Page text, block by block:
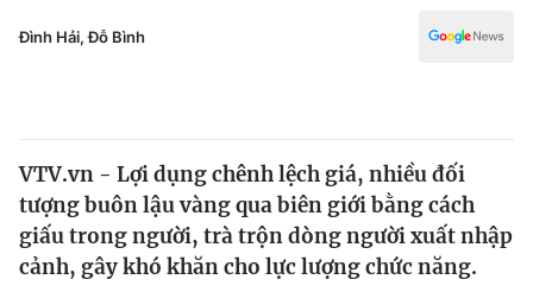
Xã hội
Y tế
Thế giới
Văn hóa - Giải trí
Giáo dục
Đình Hải, Đỗ Bình
VTV.vn - Lợi dụng chênh lệch giá, nhiều đối
tượng buôn lậu vàng qua biên giới bằng cách
giấu trong người, trà trộn dòng người xuất nhập
cảnh, gây khó khăn cho lực lượng chức năng.